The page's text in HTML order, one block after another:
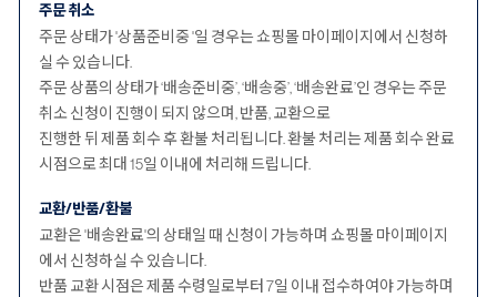
주문 취소
주문 상태가 '상품준비중 '일 경우는 쇼핑몰 마이페이지에서 신청하
실 수 있습니다.
주문 상품의 상태가 ‘배송준비중’, ‘배송중’, ‘배송완료’인 경우는 주문
취소 신청이 진행이 되지 않으며, 반품, 교환으로
진행한 뒤 제품 회수 후 환불 처리됩니다. 환불 처리는 제품 회수 완료
시점으로 최대 15일 이내에 처리해 드립니다.
교환/반품/환불
교환은 '배송완료'의 상태일 때 신청이 가능하며 쇼핑몰 마이페이지
에서 신청하실 수 있습니다.
반품 교환 시점은 제품 수령일로부터 7일 이내 접수하여야 가능하며